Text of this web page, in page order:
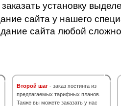
установку
сайта у нашего
сайта любой
Второй шаг - заказ хостинга из
предлагаемых тарифных планов.
Также вы можете заказать у нас